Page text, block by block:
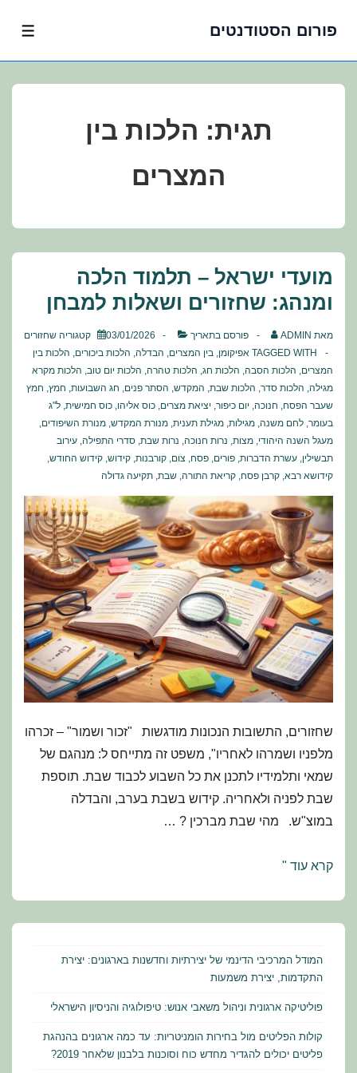
פורום הסטודנטים
תגית: הלכות בין
המצרים
מועדי ישראל – תלמוד הלכה
ומנהג: שחזורים ושאלות למבחן
מאת ADMIN פורסם בתאריך 03/01/2026 קטגוריה שחזורים
TAGGED WITH אפיקומן, בין המצרים, הבדלה, הלכות ביכורים, הלכות בין
המצרים, הלכות הסבה, הלכות חג, הלכות טהרה, הלכות יום טוב, הלכות מקרא
מגילה, הלכות סדר, הלכות שבת, המקדש, הסתר פנים, חג השבועות, חמץ, חמץ
שעבר הפסח, חנוכה, יום כיפור, יציאת מצרים, כוס אליהו, כוס חמישית, ל"ג
בעומר, לחם משנה, מגילות, מגילת תענית, מנורת המקדש, מנורת השיפודים,
מעגל השנה היהודי, מצות, נרות חנוכה, נרות שבת, סדרי התפילה, עירוב
תבשילין, עשרת הדברות, פורים, פסח, צום, קורבנות, קידוש, קידוש החודש,
קידושא רבא, קרבן פסח, קריאת התורה, שבת, תקיעה גדולה
שחזורים, התשובות הנכונות מודגשות "זכור ושמור" – זכרהו
מלפניו ושמרהו לאחריו", משפט זה מתייחס ל: מנהגם של
שמאי ותלמידיו לתכנן את כל השבוע לכבוד שבת. תוספת
שבת לפניה ולאחריה. קידוש בשבת בערב, והבדלה
במוצ"ש. מהי שבת מברכין ? …
מועדי
הלכה
ומנהג:
שחזורים
למבחן
קרא עוד "
המודל המרכיבי הדינמי של יצירתיות וחדשנות בארגונים: יצירת
התקדמות, יצירת משמעות
פוליטיקה ארגונית וניהול משאבי אנוש: טיפולוגיה והניסיון הישראלי
קולות הפליטים מול בחירות הומניטריות: עד כמה ארגונים בהנהגת
פליטים יכולים להגדיר מחדש כוח וסוכנות בלבנון שלאחר 2019?